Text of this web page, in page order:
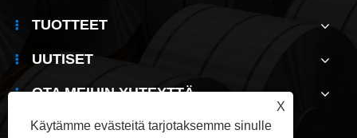
TUOTTEET
UUTISET
OTA MEIHIN YHTEYTTÄ
X
Käytämme evästeitä tarjotaksemme sinulle